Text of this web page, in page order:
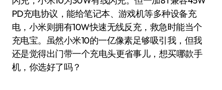
PD充电协议，能给笔记本、游戏机等多种设备充
电，小米则拥有10W快速无线反充，救急时能当个
充电宝。虽然小米10的一亿像素足够吸引我，但我
还是觉得出门带一个充电头更省事儿，想买哪款手
机，你选好了吗？